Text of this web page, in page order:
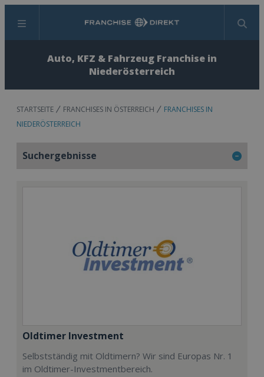
Menü Suchen
Auto, KFZ & Fahrzeug Franchise in
Niederösterreich
STARTSEITE FRANCHISES IN ÖSTERREICH
FRANCHISES IN
NIEDERÖSTERREICH
Suchergebnisse
Oldtimer Investment
Selbstständig mit Oldtimern? Wir sind Europas Nr. 1
im Oldtimer-Investmentbereich.